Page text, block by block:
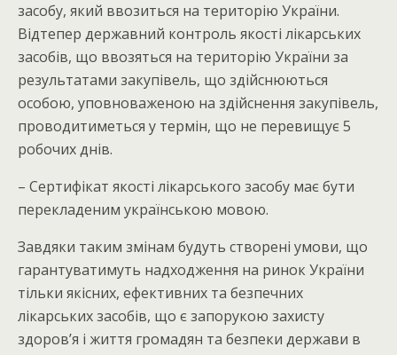
засобу, який ввозиться на територію України.
Відтепер державний контроль якості лікарських
засобів, що ввозяться на територію України за
результатами закупівель, що здійснюються
особою, уповноваженою на здійснення закупівель,
проводитиметься у термін, що не перевищує 5
робочих днів.
– Сертифікат якості лікарського засобу має бути
перекладеним українською мовою.
Завдяки таким змінам будуть створені умови, що
гарантуватимуть надходження на ринок України
тільки якісних, ефективних та безпечних
лікарських засобів, що є запорукою захисту
здоров’я і життя громадян та безпеки держави в